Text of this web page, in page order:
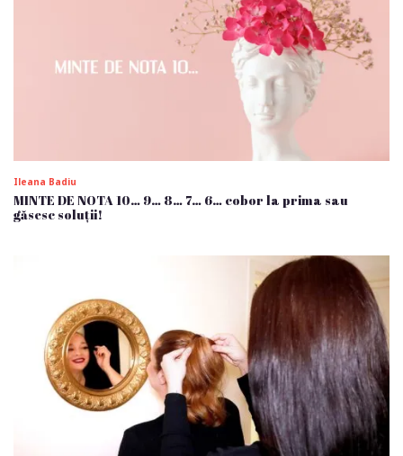
Ileana Badiu
MINTE DE NOTA 10… 9… 8… 7… 6… cobor la prima sau
găsesc soluții!